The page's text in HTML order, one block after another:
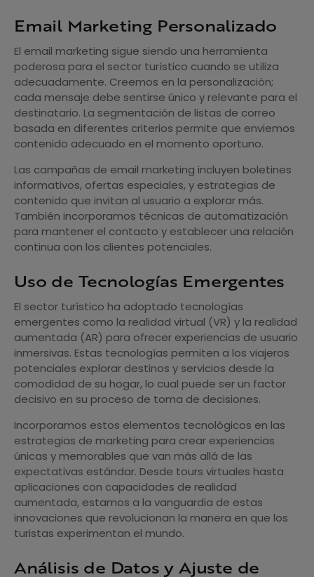
Email Marketing Personalizado
El email marketing sigue siendo una herramienta
poderosa para el sector turístico cuando se utiliza
adecuadamente. Creemos en la personalización;
cada mensaje debe sentirse único y relevante para el
destinatario. La segmentación de listas de correo
basada en diferentes criterios permite que enviemos
contenido adecuado en el momento oportuno.
Las campañas de email marketing incluyen boletines
informativos, ofertas especiales, y estrategias de
contenido que invitan al usuario a explorar más.
También incorporamos técnicas de automatización
para mantener el contacto y establecer una relación
continua con los clientes potenciales.
Uso de Tecnologías Emergentes
El sector turístico ha adoptado tecnologías
emergentes como la realidad virtual (VR) y la realidad
aumentada (AR) para ofrecer experiencias de usuario
inmersivas. Estas tecnologías permiten a los viajeros
potenciales explorar destinos y servicios desde la
comodidad de su hogar, lo cual puede ser un factor
decisivo en su proceso de toma de decisiones.
Incorporamos estos elementos tecnológicos en las
estrategias de marketing para crear experiencias
únicas y memorables que van más allá de las
expectativas estándar. Desde tours virtuales hasta
aplicaciones con capacidades de realidad
aumentada, estamos a la vanguardia de estas
innovaciones que revolucionan la manera en que los
turistas experimentan el mundo.
Análisis de Datos y Ajuste de